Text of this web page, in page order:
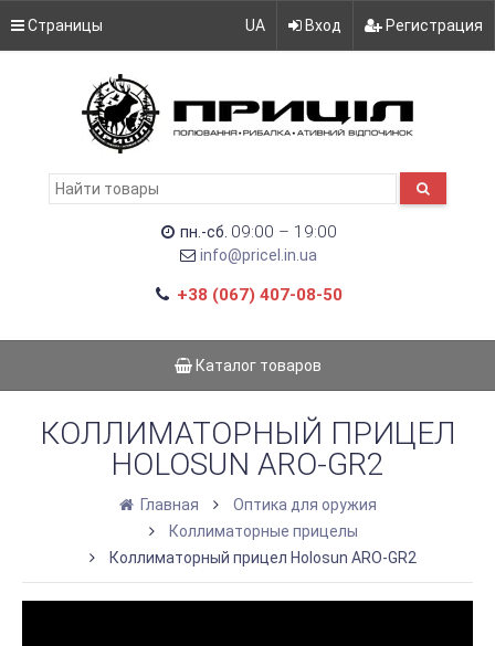
Страницы UA Вход Регистрация
пн.-сб. 09:00 – 19:00
info@pricel.in.ua
+38 (067) 407-08-50
Каталог товаров
КОЛЛИМАТОРНЫЙ ПРИЦЕЛ
HOLOSUN ARO-GR2
Главная
Оптика для оружия
Коллиматорные прицелы
Коллиматорный прицел Holosun ARO-GR2